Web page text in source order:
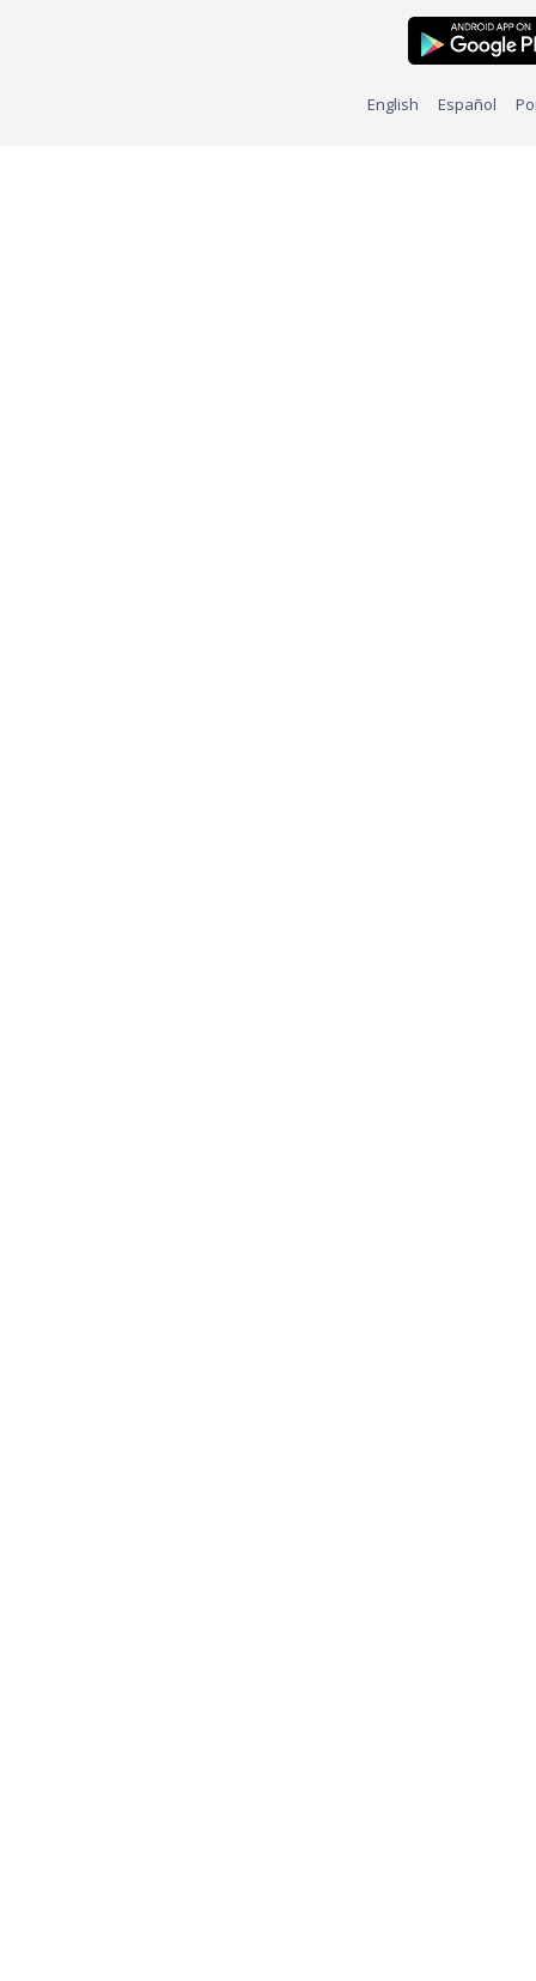
English Español